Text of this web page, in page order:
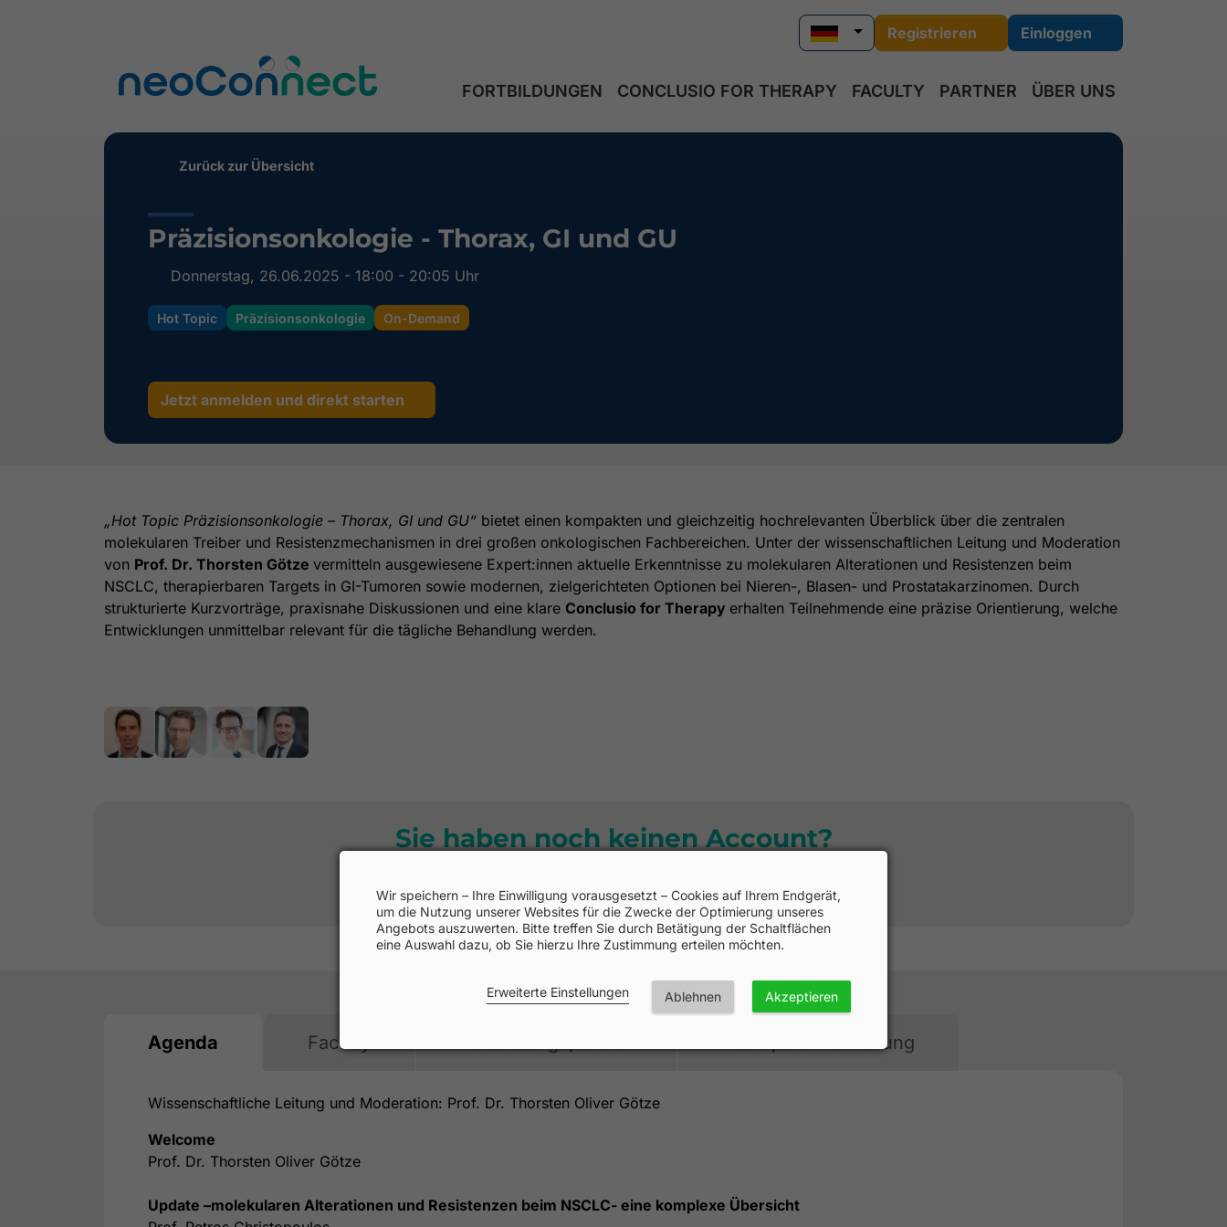
Registrieren Einloggen
FORTBILDUNGEN CONCLUSIO FOR THERAPY FACULTY PARTNER ÜBER UNS
Zurück zur Übersicht
Präzisionsonkologie - Thorax, GI und GU
Donnerstag, 26.06.2025 - 18:00 - 20:05 Uhr
Hot Topic Präzisionsonkologie On-Demand
Jetzt anmelden und direkt starten
„Hot Topic Präzisionsonkologie – Thorax, GI und GU“ bietet einen kompakten und gleichzeitig hochrelevanten Überblick über die zentralen
molekularen Treiber und Resistenzmechanismen in drei großen onkologischen Fachbereichen. Unter der wissenschaftlichen Leitung und Moderation
von Prof. Dr. Thorsten Götze vermitteln ausgewiesene Expert:innen aktuelle Erkenntnisse zu molekularen Alterationen und Resistenzen beim
NSCLC, therapierbaren Targets in GI-Tumoren sowie modernen, zielgerichteten Optionen bei Nieren-, Blasen- und Prostatakarzinomen. Durch
strukturierte Kurzvorträge, praxisnahe Diskussionen und eine klare Conclusio for Therapy erhalten Teilnehmende eine präzise Orientierung, welche
Entwicklungen unmittelbar relevant für die tägliche Behandlung werden.
Sie haben noch keinen Account?
Jetzt anmelden und direkt starten!
Agenda Faculty Transparenzerklärung
Wissenschaftliche Leitung und Moderation: Prof. Dr. Thorsten Oliver Götze
Welcome
Prof. Dr. Thorsten Oliver Götze
Update –molekularen Alterationen und Resistenzen beim NSCLC- eine komplexe Übersicht
Wir speichern – Ihre Einwilligung vorausgesetzt – Cookies auf Ihrem Endgerät,
um die Nutzung unserer Websites für die Zwecke der Optimierung unseres
Angebots auszuwerten. Bitte treffen Sie durch Betätigung der Schaltflächen
eine Auswahl dazu, ob Sie hierzu Ihre Zustimmung erteilen möchten.
Erweiterte Einstellungen Ablehnen Akzeptieren